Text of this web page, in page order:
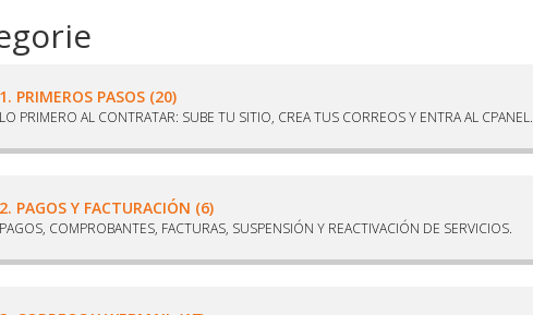
PRIMEROS PASOS (20)
PRIMERO AL CONTRATAR: SUBE TU SITIO, CREA TUS CORREOS Y ENTRA AL CPANEL.
PAGOS Y FACTURACIÓN (6)
COMPROBANTES, FACTURAS, SUSPENSIÓN Y REACTIVACIÓN DE SERVICIOS.